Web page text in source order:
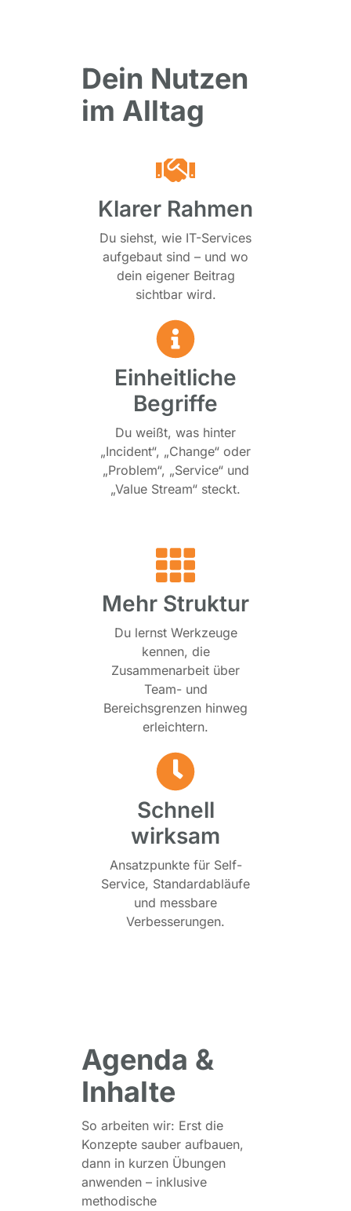
Dein Nutzen
im Alltag
Klarer Rahmen
Du siehst, wie IT-Services
aufgebaut sind – und wo
dein eigener Beitrag
sichtbar wird.
Einheitliche
Begriffe
Du weißt, was hinter
„Incident“, „Change“ oder
„Problem“, „Service“ und
„Value Stream“ steckt.
Mehr Struktur
Du lernst Werkzeuge
kennen, die
Zusammenarbeit über
Team- und
Bereichsgrenzen hinweg
erleichtern.
Schnell
wirksam
Ansatzpunkte für Self-
Service, Standardabläufe
und messbare
Verbesserungen.
Agenda &
Inhalte
So arbeiten wir: Erst die
Konzepte sauber aufbauen,
dann in kurzen Übungen
anwenden – inklusive
methodische